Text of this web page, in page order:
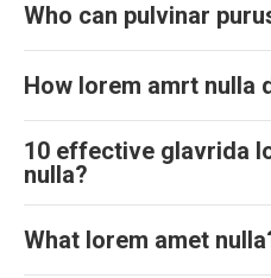
Who can pulvinar
How lorem amrt nulla
10 effective glavrida
nulla?
What lorem amet